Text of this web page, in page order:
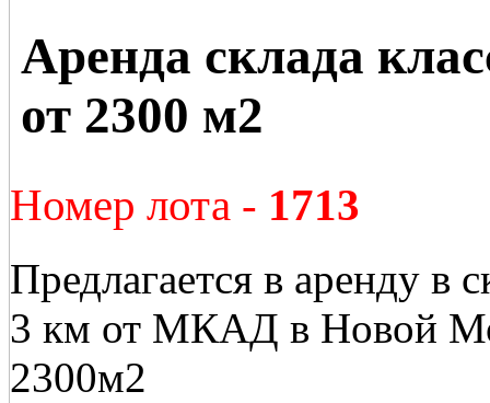
Аренда склада
от 2300 м2
Номер лота - 1713
Предлагается в аренду в
3 км от МКАД в Новой
2300м2